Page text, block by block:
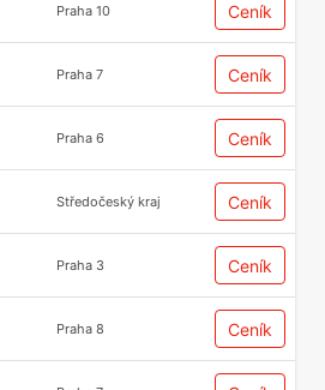
Praha 10 Ceník
Praha 7 Ceník
Praha 6 Ceník
Středočeský kraj Ceník
Praha 3 Ceník
Praha 8 Ceník